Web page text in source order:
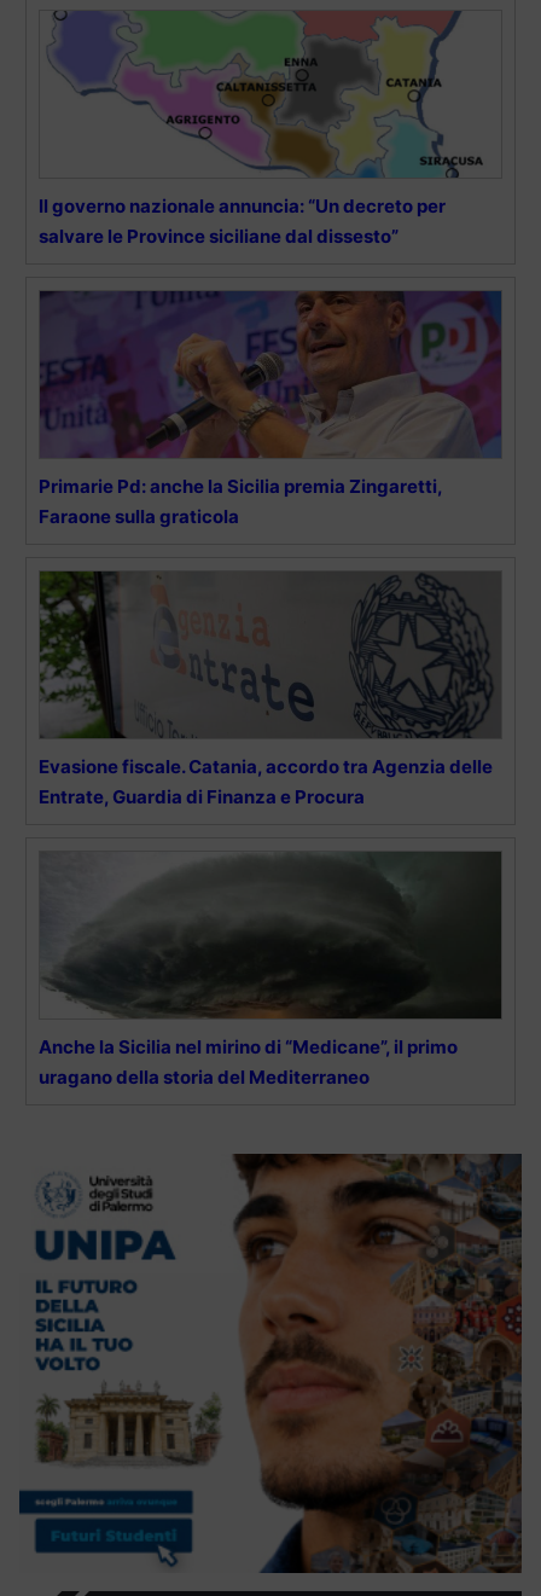
Il governo nazionale annuncia: “Un decreto per
salvare le Province siciliane dal dissesto”
Primarie Pd: anche la Sicilia premia Zingaretti,
Faraone sulla graticola
Evasione fiscale. Catania, accordo tra Agenzia delle
Entrate, Guardia di Finanza e Procura
Anche la Sicilia nel mirino di “Medicane”, il primo
uragano della storia del Mediterraneo